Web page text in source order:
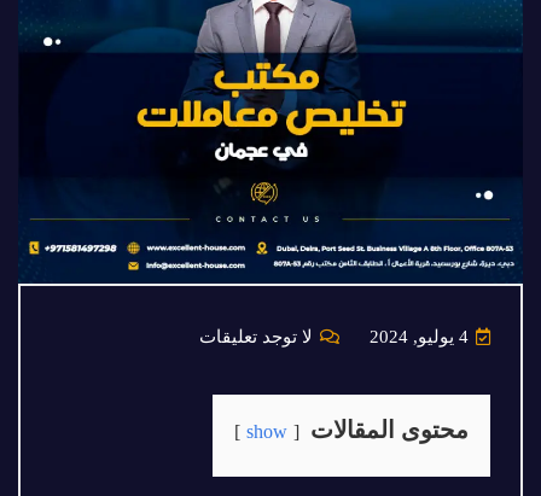
لا توجد تعليقات
محتوى المقالات show